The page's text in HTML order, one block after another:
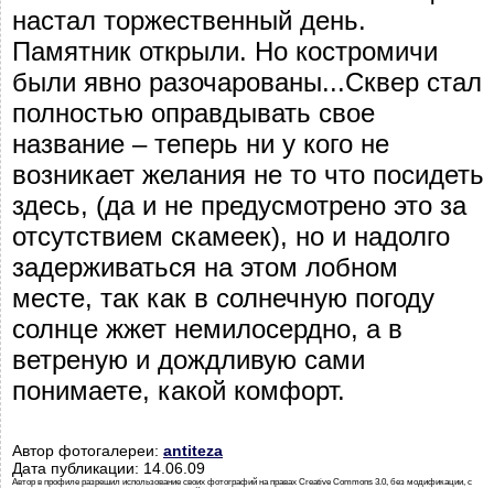
настал торжественный день.
Памятник открыли. Но костромичи
были явно разочарованы...Сквер стал
полностью оправдывать свое
название – теперь ни у кого не
возникает желания не то что посидеть
здесь, (да и не предусмотрено это за
отсутствием скамеек), но и надолго
задерживаться на этом лобном
месте, так как в солнечную погоду
солнце жжет немилосердно, а в
ветреную и дождливую сами
понимаете, какой комфорт.
Автор фотогалереи: antiteza
Дата публикации: 14.06.09
Автор в профиле разрешил использование своих фотографий на правах Creative Commons 3.0, без модификации, с